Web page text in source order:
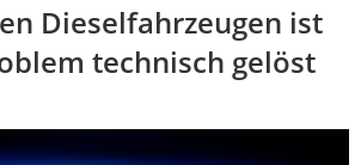
Dieselfahrzeugen ist
technisch gelöst